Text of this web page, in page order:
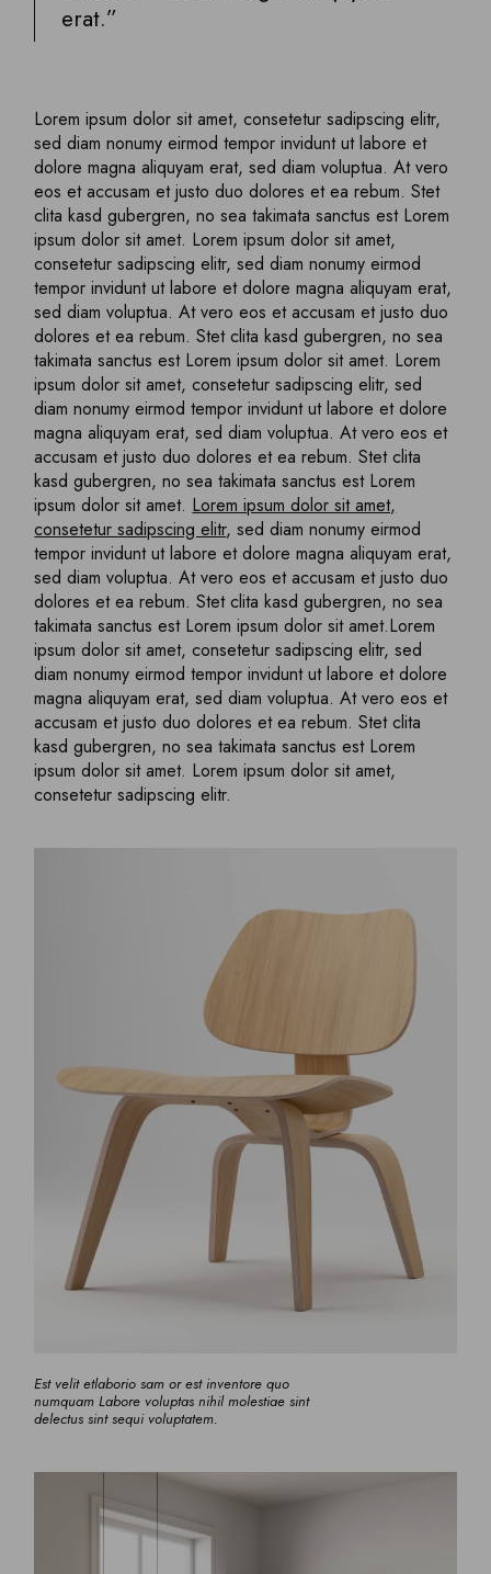
erat.”
Lorem ipsum dolor sit amet, consetetur sadipscing elitr,
sed diam nonumy eirmod tempor invidunt ut labore et
dolore magna aliquyam erat, sed diam voluptua. At vero
eos et accusam et justo duo dolores et ea rebum. Stet
clita kasd gubergren, no sea takimata sanctus est Lorem
ipsum dolor sit amet. Lorem ipsum dolor sit amet,
consetetur sadipscing elitr, sed diam nonumy eirmod
tempor invidunt ut labore et dolore magna aliquyam erat,
sed diam voluptua. At vero eos et accusam et justo duo
dolores et ea rebum. Stet clita kasd gubergren, no sea
takimata sanctus est Lorem ipsum dolor sit amet. Lorem
ipsum dolor sit amet, consetetur sadipscing elitr, sed
diam nonumy eirmod tempor invidunt ut labore et dolore
magna aliquyam erat, sed diam voluptua. At vero eos et
accusam et justo duo dolores et ea rebum. Stet clita
kasd gubergren, no sea takimata sanctus est Lorem
ipsum dolor sit amet. Lorem ipsum dolor sit amet,
consetetur sadipscing elitr, sed diam nonumy eirmod
tempor invidunt ut labore et dolore magna aliquyam erat,
sed diam voluptua. At vero eos et accusam et justo duo
dolores et ea rebum. Stet clita kasd gubergren, no sea
takimata sanctus est Lorem ipsum dolor sit amet.Lorem
ipsum dolor sit amet, consetetur sadipscing elitr, sed
diam nonumy eirmod tempor invidunt ut labore et dolore
magna aliquyam erat, sed diam voluptua. At vero eos et
accusam et justo duo dolores et ea rebum. Stet clita
kasd gubergren, no sea takimata sanctus est Lorem
ipsum dolor sit amet. Lorem ipsum dolor sit amet,
consetetur sadipscing elitr.
Est velit etlaborio sam or est inventore quo
numquam Labore voluptas nihil molestiae sint
delectus sint sequi voluptatem.